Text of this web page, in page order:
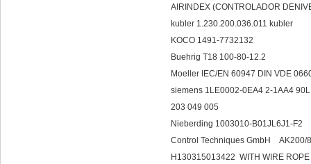
AIRINDEX (CONTROLADOR
kubler 1.230.200.036.011
KOCO 1491-7732132
Buehrig T18 100-80-12.2
Moeller IEC/EN 60947 DIN VDE
siemens 1LE0002-0EA4 2-1AA4
203 049 005
Nieberding 1003010-B01JL6J1-F2
Control Techniques GmbH AK200/
H130315013422 WITH WIRE